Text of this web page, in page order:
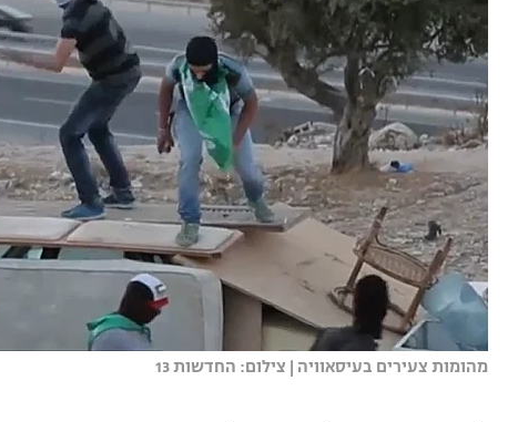
מהומות צעירים בעיסאוויה | צילום: החדשות 13